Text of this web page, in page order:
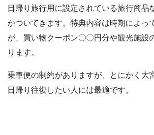
日帰り旅行用に設定されている旅行商品
がついてきます。特典内容は時期によっ
が、買い物クーポン〇〇円分や観光施設
ります。
乗車便の制約がありますが、とにかく大
日帰り往復したい人には最適です。